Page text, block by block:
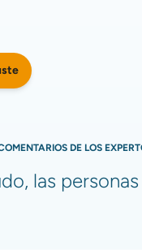
DE LOS
las